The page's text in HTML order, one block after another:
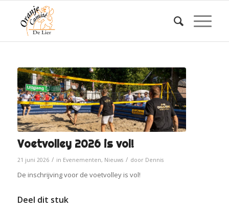
Voetvolley 2026 is vol!
21 juni 2026 / in Evenementen, Nieuws / door Dennis
De inschrijving voor de voetvolley is vol!
Deel dit stuk